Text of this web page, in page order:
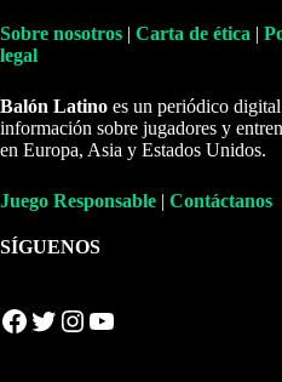
Sobre nosotros | Carta de ética |
legal
Balón Latino es un periódico
información sobre jugadores y
en Europa, Asia y Estados Unidos.
Juego Responsable | Contáctanos
SÍGUENOS
Facebook Twitter Instagram YouTube